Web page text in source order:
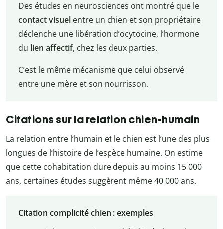
Des études en neurosciences ont montré que le
contact visuelentre un chien et son propriétaire
déclenche une libération d’ocytocine, l’hormone
du lien affectif, chez les deux parties.
C’est le même mécanisme que celui observé
entre une mère et son nourrisson.
Citations sur la relation chien-humain
La relation entre l’humain et le chien est l’une des plus
longues de l’histoire de l’espèce humaine. On estime
que cette cohabitation dure depuis au moins 15 000
ans, certaines études suggèrent même 40 000 ans.
Citation complicité chien : exemples